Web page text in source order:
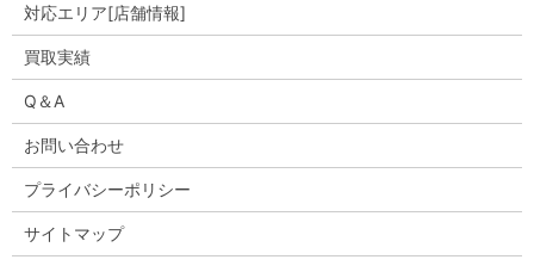
対応エリア[店舗情報]
買取実績
Q＆A
お問い合わせ
プライバシーポリシー
サイトマップ